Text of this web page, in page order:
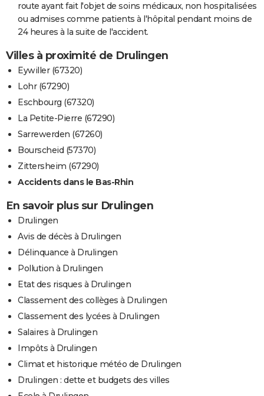
route ayant fait l'objet de soins médicaux, non hospitalisées
ou admises comme patients à l'hôpital pendant moins de
24 heures à la suite de l'accident.
Villes à proximité de Drulingen
Eywiller (67320)
Lohr (67290)
Eschbourg (67320)
La Petite-Pierre (67290)
Sarrewerden (67260)
Bourscheid (57370)
Zittersheim (67290)
Accidents dans le Bas-Rhin
En savoir plus sur Drulingen
Drulingen
Avis de décès à Drulingen
Délinquance à Drulingen
Pollution à Drulingen
Etat des risques à Drulingen
Classement des collèges à Drulingen
Classement des lycées à Drulingen
Salaires à Drulingen
Impôts à Drulingen
Climat et historique météo de Drulingen
Drulingen : dette et budgets des villes